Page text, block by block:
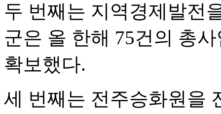
두 번째는 지역경제발전
군은 올 한해 75건의 총
확보했다.
세 번째는 전주승화원을